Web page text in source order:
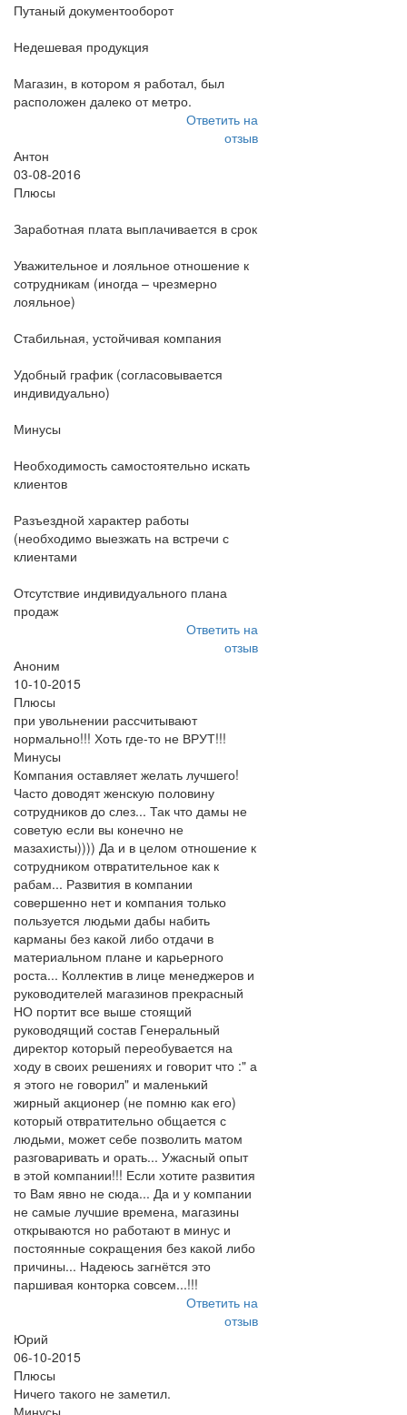
Путаный документооборот
Недешевая продукция
Магазин, в котором я работал, был
расположен далеко от метро.
Ответить на
отзыв
Антон
03-08-2016
Плюсы
Заработная плата выплачивается в срок
Уважительное и лояльное отношение к
сотрудникам (иногда – чрезмерно
лояльное)
Стабильная, устойчивая компания
Удобный график (согласовывается
индивидуально)
Минусы
Необходимость самостоятельно искать
клиентов
Разъездной характер работы
(необходимо выезжать на встречи с
клиентами
Отсутствие индивидуального плана
продаж
Ответить на
отзыв
Аноним
10-10-2015
Плюсы
при увольнении рассчитывают
нормально!!! Хоть где-то не ВРУТ!!!
Минусы
Компания оставляет желать лучшего!
Часто доводят женскую половину
сотрудников до слез... Так что дамы не
советую если вы конечно не
мазахисты)))) Да и в целом отношение к
сотрудником отвратительное как к
рабам... Развития в компании
совершенно нет и компания только
пользуется людьми дабы набить
карманы без какой либо отдачи в
материальном плане и карьерного
роста... Коллектив в лице менеджеров и
руководителей магазинов прекрасный
НО портит все выше стоящий
руководящий состав Генеральный
директор который переобувается на
ходу в своих решениях и говорит что :" а
я этого не говорил" и маленький
жирный акционер (не помню как его)
который отвратительно общается с
людьми, может себе позволить матом
разговаривать и орать... Ужасный опыт
в этой компании!!! Если хотите развития
то Вам явно не сюда... Да и у компании
не самые лучшие времена, магазины
открываются но работают в минус и
постоянные сокращения без какой либо
причины... Надеюсь загнётся это
паршивая конторка совсем...!!!
Ответить на
отзыв
Юрий
06-10-2015
Плюсы
Ничего такого не заметил.
Минусы